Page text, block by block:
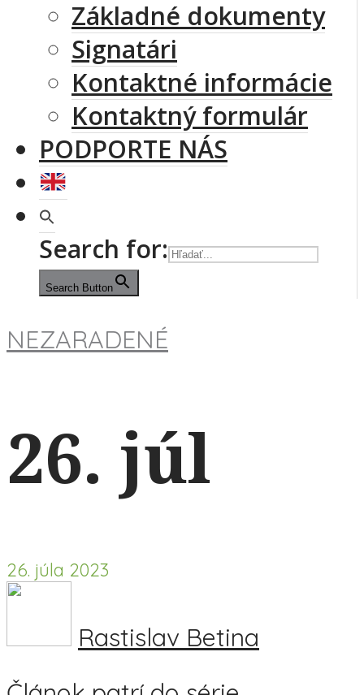
Základné dokumenty
Signatári
Kontaktné informácie
Kontaktný formulár
PODPORTE NÁS
Search for:
Search Button
NEZARADENÉ
26. júl
26. júla 2023
Rastislav Betina